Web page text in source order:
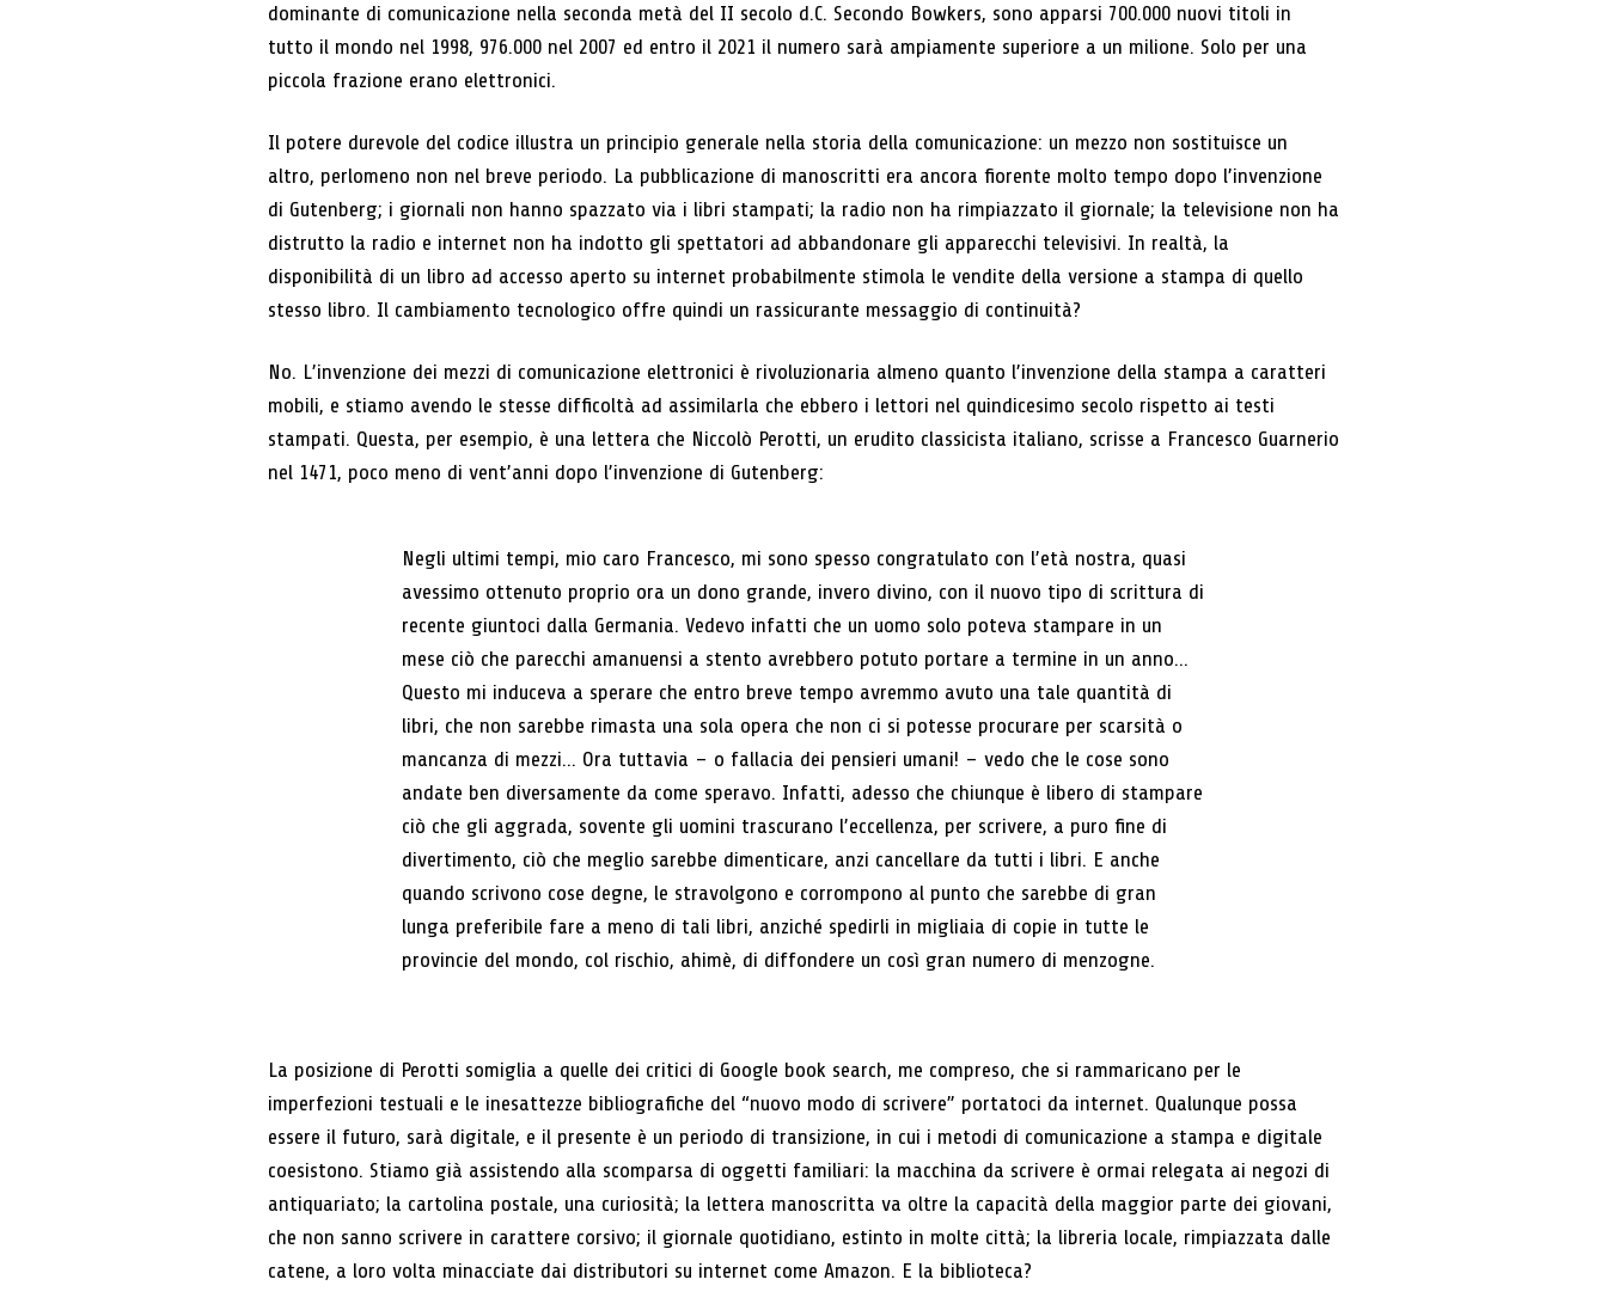
dominante di comunicazione nella seconda metà del II secolo d.C. Secondo Bowkers, sono apparsi 700.000 nuovi titoli in
tutto il mondo nel 1998, 976.000 nel 2007 ed entro il 2021 il numero sarà ampiamente superiore a un milione. Solo per una
piccola frazione erano elettronici.
Il potere durevole del codice illustra un principio generale nella storia della comunicazione: un mezzo non sostituisce un
altro, perlomeno non nel breve periodo. La pubblicazione di manoscritti era ancora fiorente molto tempo dopo l’invenzione
di Gutenberg; i giornali non hanno spazzato via i libri stampati; la radio non ha rimpiazzato il giornale; la televisione non ha
distrutto la radio e internet non ha indotto gli spettatori ad abbandonare gli apparecchi televisivi. In realtà, la
disponibilità di un libro ad accesso aperto su internet probabilmente stimola le vendite della versione a stampa di quello
stesso libro. Il cambiamento tecnologico offre quindi un rassicurante messaggio di continuità?
No. L’invenzione dei mezzi di comunicazione elettronici è rivoluzionaria almeno quanto l’invenzione della stampa a caratteri
mobili, e stiamo avendo le stesse difficoltà ad assimilarla che ebbero i lettori nel quindicesimo secolo rispetto ai testi
stampati. Questa, per esempio, è una lettera che Niccolò Perotti, un erudito classicista italiano, scrisse a Francesco Guarnerio
nel 1471, poco meno di vent’anni dopo l’invenzione di Gutenberg:
Negli ultimi tempi, mio caro Francesco, mi sono spesso congratulato con l’età nostra, quasi
avessimo ottenuto proprio ora un dono grande, invero divino, con il nuovo tipo di scrittura di
recente giuntoci dalla Germania. Vedevo infatti che un uomo solo poteva stampare in un
mese ciò che parecchi amanuensi a stento avrebbero potuto portare a termine in un anno...
Questo mi induceva a sperare che entro breve tempo avremmo avuto una tale quantità di
libri, che non sarebbe rimasta una sola opera che non ci si potesse procurare per scarsità o
mancanza di mezzi... Ora tuttavia – o fallacia dei pensieri umani! – vedo che le cose sono
andate ben diversamente da come speravo. Infatti, adesso che chiunque è libero di stampare
ciò che gli aggrada, sovente gli uomini trascurano l’eccellenza, per scrivere, a puro fine di
divertimento, ciò che meglio sarebbe dimenticare, anzi cancellare da tutti i libri. E anche
quando scrivono cose degne, le stravolgono e corrompono al punto che sarebbe di gran
lunga preferibile fare a meno di tali libri, anziché spedirli in migliaia di copie in tutte le
provincie del mondo, col rischio, ahimè, di diffondere un così gran numero di menzogne.
La posizione di Perotti somiglia a quelle dei critici di Google book search, me compreso, che si rammaricano per le
imperfezioni testuali e le inesattezze bibliografiche del “nuovo modo di scrivere” portatoci da internet. Qualunque possa
essere il futuro, sarà digitale, e il presente è un periodo di transizione, in cui i metodi di comunicazione a stampa e digitale
coesistono. Stiamo già assistendo alla scomparsa di oggetti familiari: la macchina da scrivere è ormai relegata ai negozi di
antiquariato; la cartolina postale, una curiosità; la lettera manoscritta va oltre la capacità della maggior parte dei giovani,
che non sanno scrivere in carattere corsivo; il giornale quotidiano, estinto in molte città; la libreria locale, rimpiazzata dalle
catene, a loro volta minacciate dai distributori su internet come Amazon. E la biblioteca?